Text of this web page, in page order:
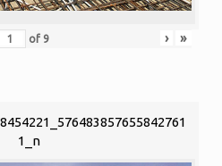
of 9 › »
1_n